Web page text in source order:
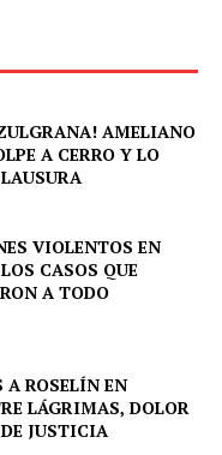
AMELIANO
A CERRO Y LO
VIOLENTOS EN
CASOS QUE
A TODO
ROSELÍN EN
LÁGRIMAS, DOLOR
JUSTICIA